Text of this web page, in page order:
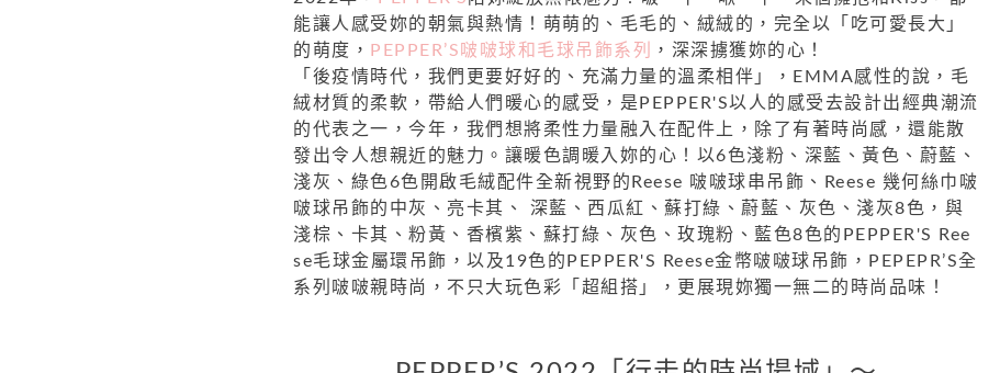
能讓人感受妳的朝氣與熱情！萌萌的、毛毛的、絨絨的，完全以「吃可愛長大」
的萌度，
PEPPER’S啵啵球和毛球吊飾系列
，深深擄獲妳的心！
「後疫情時代，我們更要好好的、充滿力量的溫柔相伴」，EMMA感性的說，毛
絨材質的柔軟，帶給人們暖心的感受，是PEPPER'S以人的感受去設計出經典潮流
的代表之一，今年，我們想將柔性力量融入在配件上，除了有著時尚感，還能散
發出令人想親近的魅力。 讓暖色調暖入妳的心！以6色淺粉、深藍、黃色、蔚藍、
淺灰、綠色6色開啟毛絨配件全新視野的Reese 啵啵球串吊飾、Reese 幾何絲巾啵
啵球吊飾的中灰、亮卡其、 深藍、西瓜紅、蘇打綠、蔚藍、灰色、淺灰8色，與
淺棕、卡其、粉黃、香檳紫、蘇打綠、灰色、玫瑰粉、藍色8色的PEPPER'S Ree
se毛球金屬環吊飾，以及19色的PEPPER'S Reese金幣啵啵球吊飾，PEPEPR’S全
系列啵啵親時尚，不只大玩色彩「超組搭」，更展現妳獨一無二的時尚品味！